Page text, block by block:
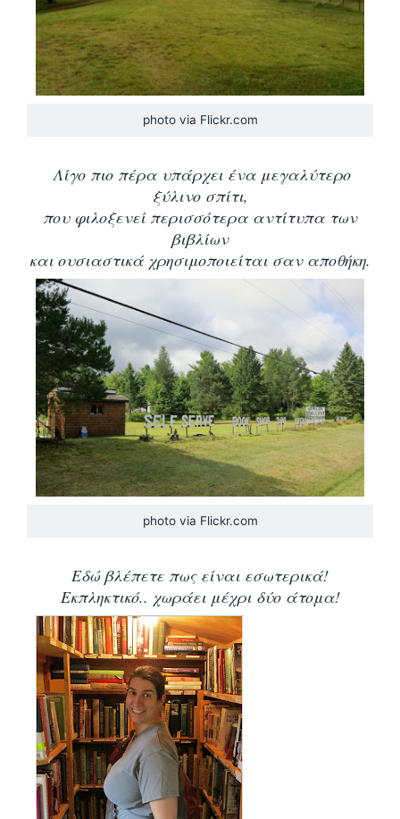
photo via Flickr.com
Λίγο πιο πέρα υπάρχει ένα μεγαλύτερο
ξύλινο σπίτι,
που φιλοξενεί περισσότερα αντίτυπα των
βιβλίων
και ουσιαστικά χρησιμοποιείται σαν αποθήκη.
photo via Flickr.com
Εδώ βλέπετε πως είναι εσωτερικά!
Εκπληκτικό.. χωράει μέχρι δύο άτομα!